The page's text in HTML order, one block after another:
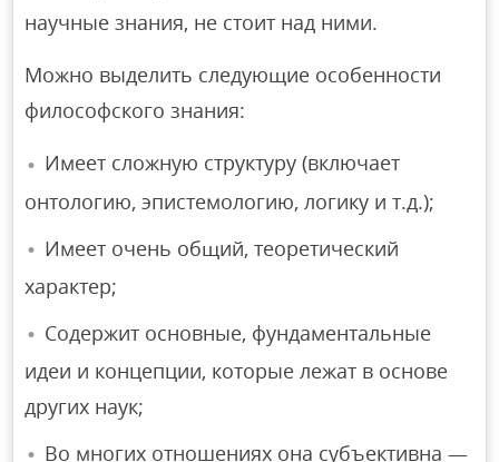
научные знания, не стоит над ними.
Можно выделить следующие особенности
философского знания:
Имеет сложную структуру (включает
онтологию, эпистемологию, логику и т.д.);
Имеет очень общий, теоретический
характер;
Содержит основные, фундаментальные
идеи и концепции, которые лежат в основе
других наук;
Во многих отношениях она субъективна —